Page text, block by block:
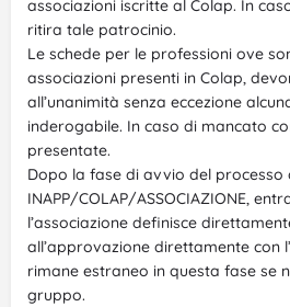
associazioni iscritte al Colap. In
ritira tale patrocinio.
Le schede per le professioni ove
associazioni presenti in Colap,
all’unanimità senza eccezione
inderogabile. In caso di mancato
presentate.
Dopo la fase di avvio del processo
INAPP/COLAP/ASSOCIAZIONE,
l’associazione definisce
all’approvazione direttamente con
rimane estraneo in questa fase se
gruppo.